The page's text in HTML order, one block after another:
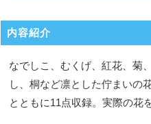
内容紹介
なでしこ、むくげ、紅花、菊
し、桐など凛とした佇まいの
とともに11点収録。実際の花